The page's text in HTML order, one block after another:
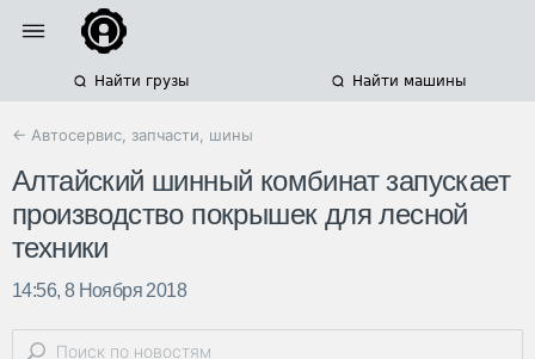
Найти грузы Найти машины
← Автосервис, запчасти, шины
Алтайский шинный комбинат запускает
производство покрышек для лесной
техники
14:56, 8 Ноября 2018